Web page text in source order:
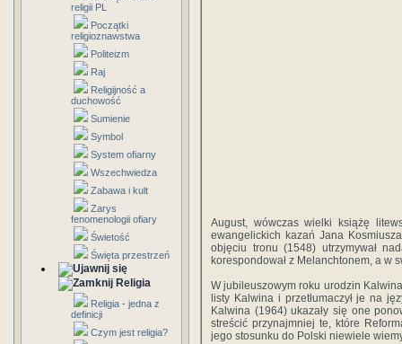
religii PL
Początki
religioznawstwa
Politeizm
Raj
Religijność a
duchowość
Sumienie
Symbol
System ofiarny
Wszechwiedza
Zabawa i kult
Zarys
fenomenologii ofiary
Świetość
Święta przestrzeń
Religia
Religia - jedna z
definicji
Czym jest religia?
August, wówczas wielki książę
ewangelickich kazań Jana
objęciu tronu (1548) utrzymywał
korespondował z Melanchtonem, a w
W jubileuszowym roku urodzin
listy Kalwina i przetłumaczył je na
Kalwina (1964) ukazały się one
streścić przynajmniej te, które
jego stosunku do Polski niewiele